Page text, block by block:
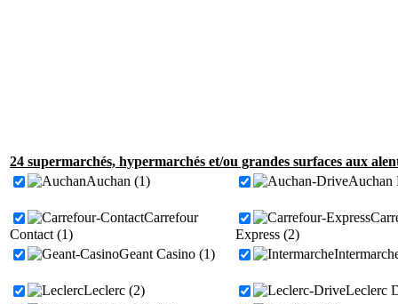
24 supermarchés, hypermarchés et/ou grandes surfaces aux
Auchan (1)
Auchan
Carrefour
Contact (1)
Express (2)
Geant Casino (1)
Leclerc (2)
Leclerc